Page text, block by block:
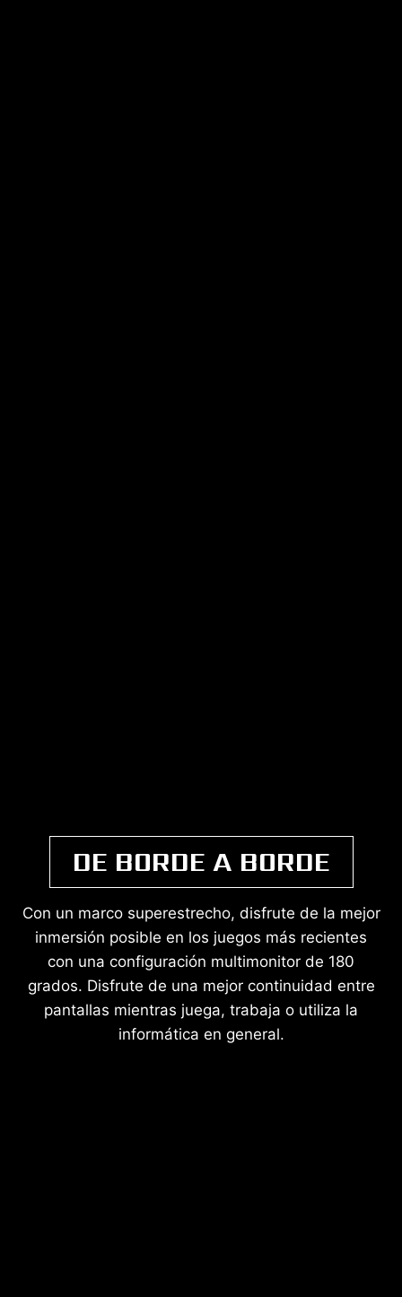
DE BORDE A BORDE
Con un marco superestrecho, disfrute de la mejor
inmersión posible en los juegos más recientes
con una configuración multimonitor de 180
grados. Disfrute de una mejor continuidad entre
pantallas mientras juega, trabaja o utiliza la
informática en general.